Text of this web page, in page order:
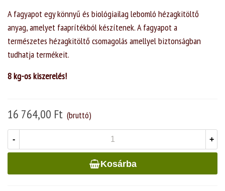
A fagyapot egy könnyű és biológiailag lebomló hézagkitöltő
anyag, amelyet faaprítékból készítenek. A fagyapot a
természetes hézagkitöltő csomagolás amellyel biztonságban
tudhatja termékeit.
8 kg-os kiszerelés!
16 764,00 Ft (bruttó)
- +
Kosárba